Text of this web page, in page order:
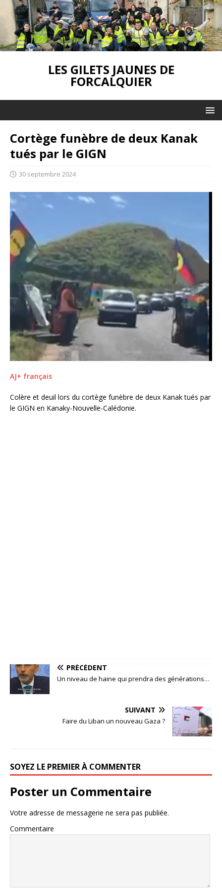
LES GILETS JAUNES DE
FORCALQUIER
Cortège funèbre de deux Kanak
tués par le GIGN
30 septembre 2024
AJ+ français
Colère et deuil lors du cortège funèbre de deux Kanak tués par
le GIGN en Kanaky-Nouvelle-Calédonie.
PRÉCÉDENT
Un niveau de haine qui prendra des générations…
SUIVANT
Faire du Liban un nouveau Gaza ?
SOYEZ LE PREMIER À COMMENTER
Poster un Commentaire
Votre adresse de messagerie ne sera pas publiée.
Commentaire